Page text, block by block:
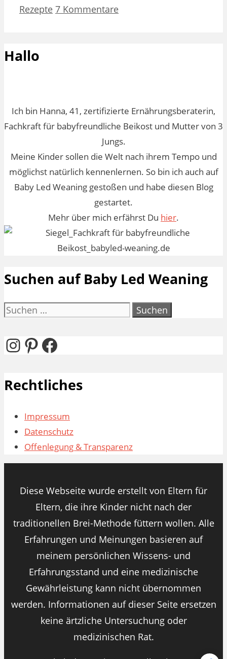
Rezepte 7 Kommentare
Hallo
Ich bin Hanna, 41, zertifizierte Ernährungsberaterin,
Fachkraft für babyfreundliche Beikost und Mutter von 3
Jungs.
Meine Kinder sollen die Welt nach ihrem Tempo und
möglichst natürlich kennenlernen. So bin ich auch auf
Baby Led Weaning gestoßen und habe diesen Blog
gestartet.
Mehr über mich erfährst Du hier.
Suchen auf Baby Led Weaning
Suchen
Instagram
Pinterest
Facebook
Rechtliches
Impressum
Datenschutz
Offenlegung & Transparenz
Diese Webseite wurde erstellt von Eltern für
Eltern, die ihre Kinder nicht nach der
traditionellen Brei-Methode füttern wollen. Alle
Erfahrungen und Meinungen basieren auf
meinem persönlichen Wissens- und
Erfahrungsstand und eine medizinische
Gewährleistung kann nicht übernommen
werden. Informationen auf dieser Seite ersetzen
keine ärtzliche Untersuchung oder
medizinischen Rat.